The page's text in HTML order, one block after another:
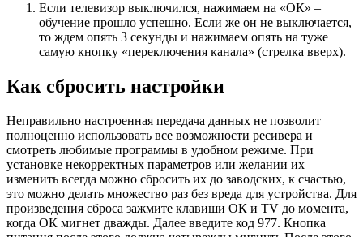
Если телевизор выключился, нажимаем на «ОК» –
обучение прошло успешно. Если же он не выключается,
то ждем опять 3 секунды и нажимаем опять на туже
самую кнопку «переключения канала» (стрелка вверх).
Как сбросить настройки
Неправильно настроенная передача данных не позволит
полноценно использовать все возможности ресивера и
смотреть любимые программы в удобном режиме. При
установке некорректных параметров или желании их
изменить всегда можно сбросить их до заводских, к счастью,
это можно делать множество раз без вреда для устройства. Для
произведения сброса зажмите клавиши ОК и TV до момента,
когда ОК мигнет дважды. Далее введите код 977. Кнопка